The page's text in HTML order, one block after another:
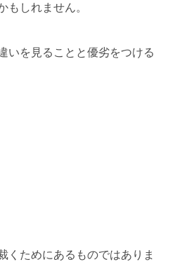
もしれません。
いを見ることと優劣をつける
くためにあるものではありま